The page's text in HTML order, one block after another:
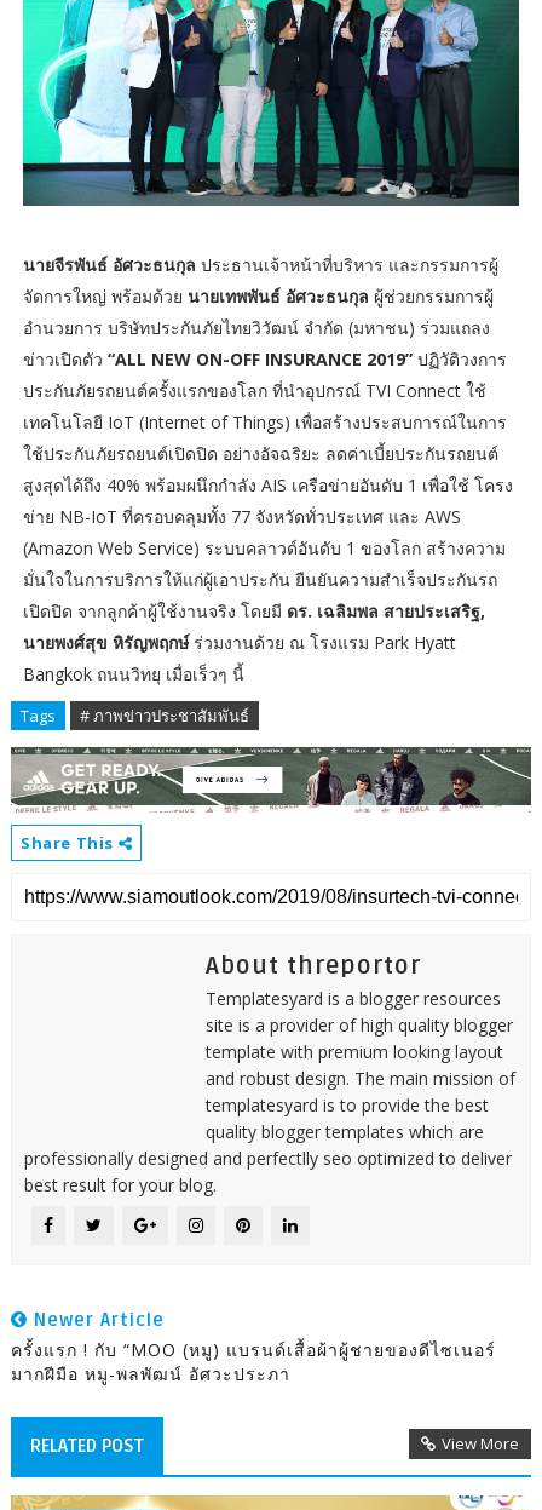
นายจีรพันธ์ อัศวะธนกุล ประธานเจ้าหน้าที่บริหาร และกรรมการผู้
จัดการใหญ่ พร้อมด้วย นายเทพพันธ์ อัศวะธนกุล ผู้ช่วยกรรมการผู้
อำนวยการ บริษัทประกันภัยไทยวิวัฒน์ จำกัด (มหาชน) ร่วมแถลง
ข่าวเปิดตัว “ALL NEW ON-OFF INSURANCE 2019”ปฏิวัติวงการ
ประกันภัยรถยนต์ครั้งแรกของโลก ที่นำอุปกรณ์ TVI Connect ใช้
เทคโนโลยี IoT (Internet of Things) เพื่อสร้างประสบการณ์ในการ
ใช้ประกันภัยรถยนต์เปิดปิด อย่างอัจฉริยะ ลดค่าเบี้ยประกันรถยนต์
สูงสุดได้ถึง 40% พร้อมผนึกกำลัง AIS เครือข่ายอันดับ 1 เพื่อใช้ โครง
ข่าย NB-IoT ที่ครอบคลุมทั้ง 77 จังหวัดทั่วประเทศ และ AWS
(Amazon Web Service) ระบบคลาวด์อันดับ 1 ของโลก สร้างความ
มั่นใจในการบริการให้แก่ผู้เอาประกัน ยืนยันความสำเร็จประกันรถ
เปิดปิด จากลูกค้าผู้ใช้งานจริง โดยมี ดร. เฉลิมพล สายประเสริฐ,
นายพงศ์สุข หิรัญพฤกษ์ ร่วมงานด้วย ณ โรงแรม Park Hyatt
Bangkok ถนนวิทยุ เมื่อเร็วๆ นี้
Tags # ภาพข่าวประชาสัมพันธ์
Share This
About threportor
Templatesyard is a blogger resources
site is a provider of high quality blogger
template with premium looking layout
and robust design. The main mission of
templatesyard is to provide the best
quality blogger templates which are
professionally designed and perfectlly seo optimized to deliver
best result for your blog.
Newer Article
ครั้งแรก ! กับ “MOO (หมู) แบรนด์เสื้อผ้าผู้ชายของดีไซเนอร์
มากฝีมือ หมู-พลพัฒน์ อัศวะประภา
RELATED POST View More